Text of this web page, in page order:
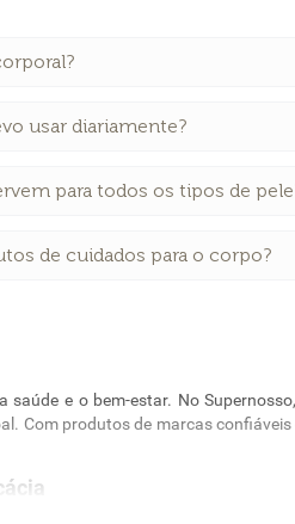
usar diariamente?
para todos os tipos de
de cuidados para o corpo?
saúde e o bem-estar. No
Com produtos de marcas